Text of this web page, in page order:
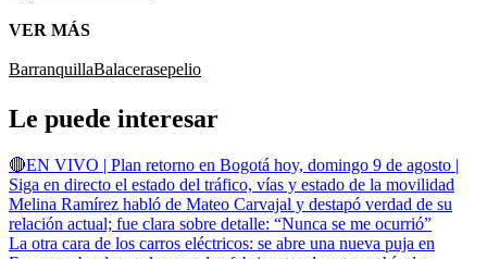
VER MÁS
BarranquillaBalacerasepelio
Le puede interesar
🔴EN VIVO | Plan retorno en Bogotá hoy, domingo 9 de agosto |
Siga en directo el estado del tráfico, vías y estado de la movilidad
Melina Ramírez habló de Mateo Carvajal y destapó verdad de su
relación actual; fue clara sobre detalle: “Nunca se me ocurrió”
La otra cara de los carros eléctricos: se abre una nueva puja en